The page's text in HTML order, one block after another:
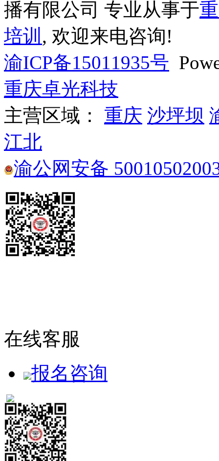
播有限公司 专业从事于
培训 , 欢迎来电咨询!
渝ICP备15011935号
重庆卓光科技
主营区域： 重庆 沙坪坝
江北
渝公网安备
在线客服
报名咨询